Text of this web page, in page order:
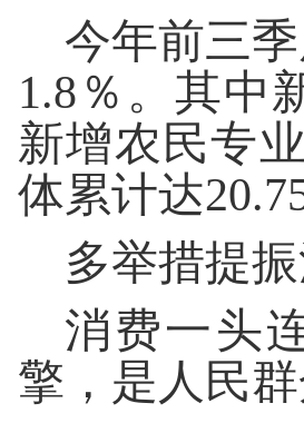
今年前三
1.8％。其中
新增农民专
体累计达
多举措提
消费一头
擎，是人民